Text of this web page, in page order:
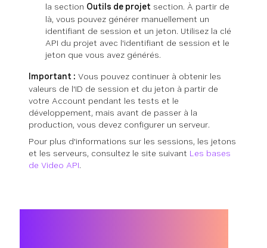
la section Outils de projet section. À partir de
là, vous pouvez générer manuellement un
identifiant de session et un jeton. Utilisez la clé
API du projet avec l'identifiant de session et le
jeton que vous avez générés.
Important : Vous pouvez continuer à obtenir les
valeurs de l'ID de session et du jeton à partir de
votre Account pendant les tests et le
développement, mais avant de passer à la
production, vous devez configurer un serveur.
Pour plus d'informations sur les sessions, les jetons
et les serveurs, consultez le site suivant Les bases
de Video API.